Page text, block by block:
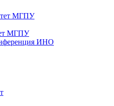
МГПУ
МГПУ
ИНО